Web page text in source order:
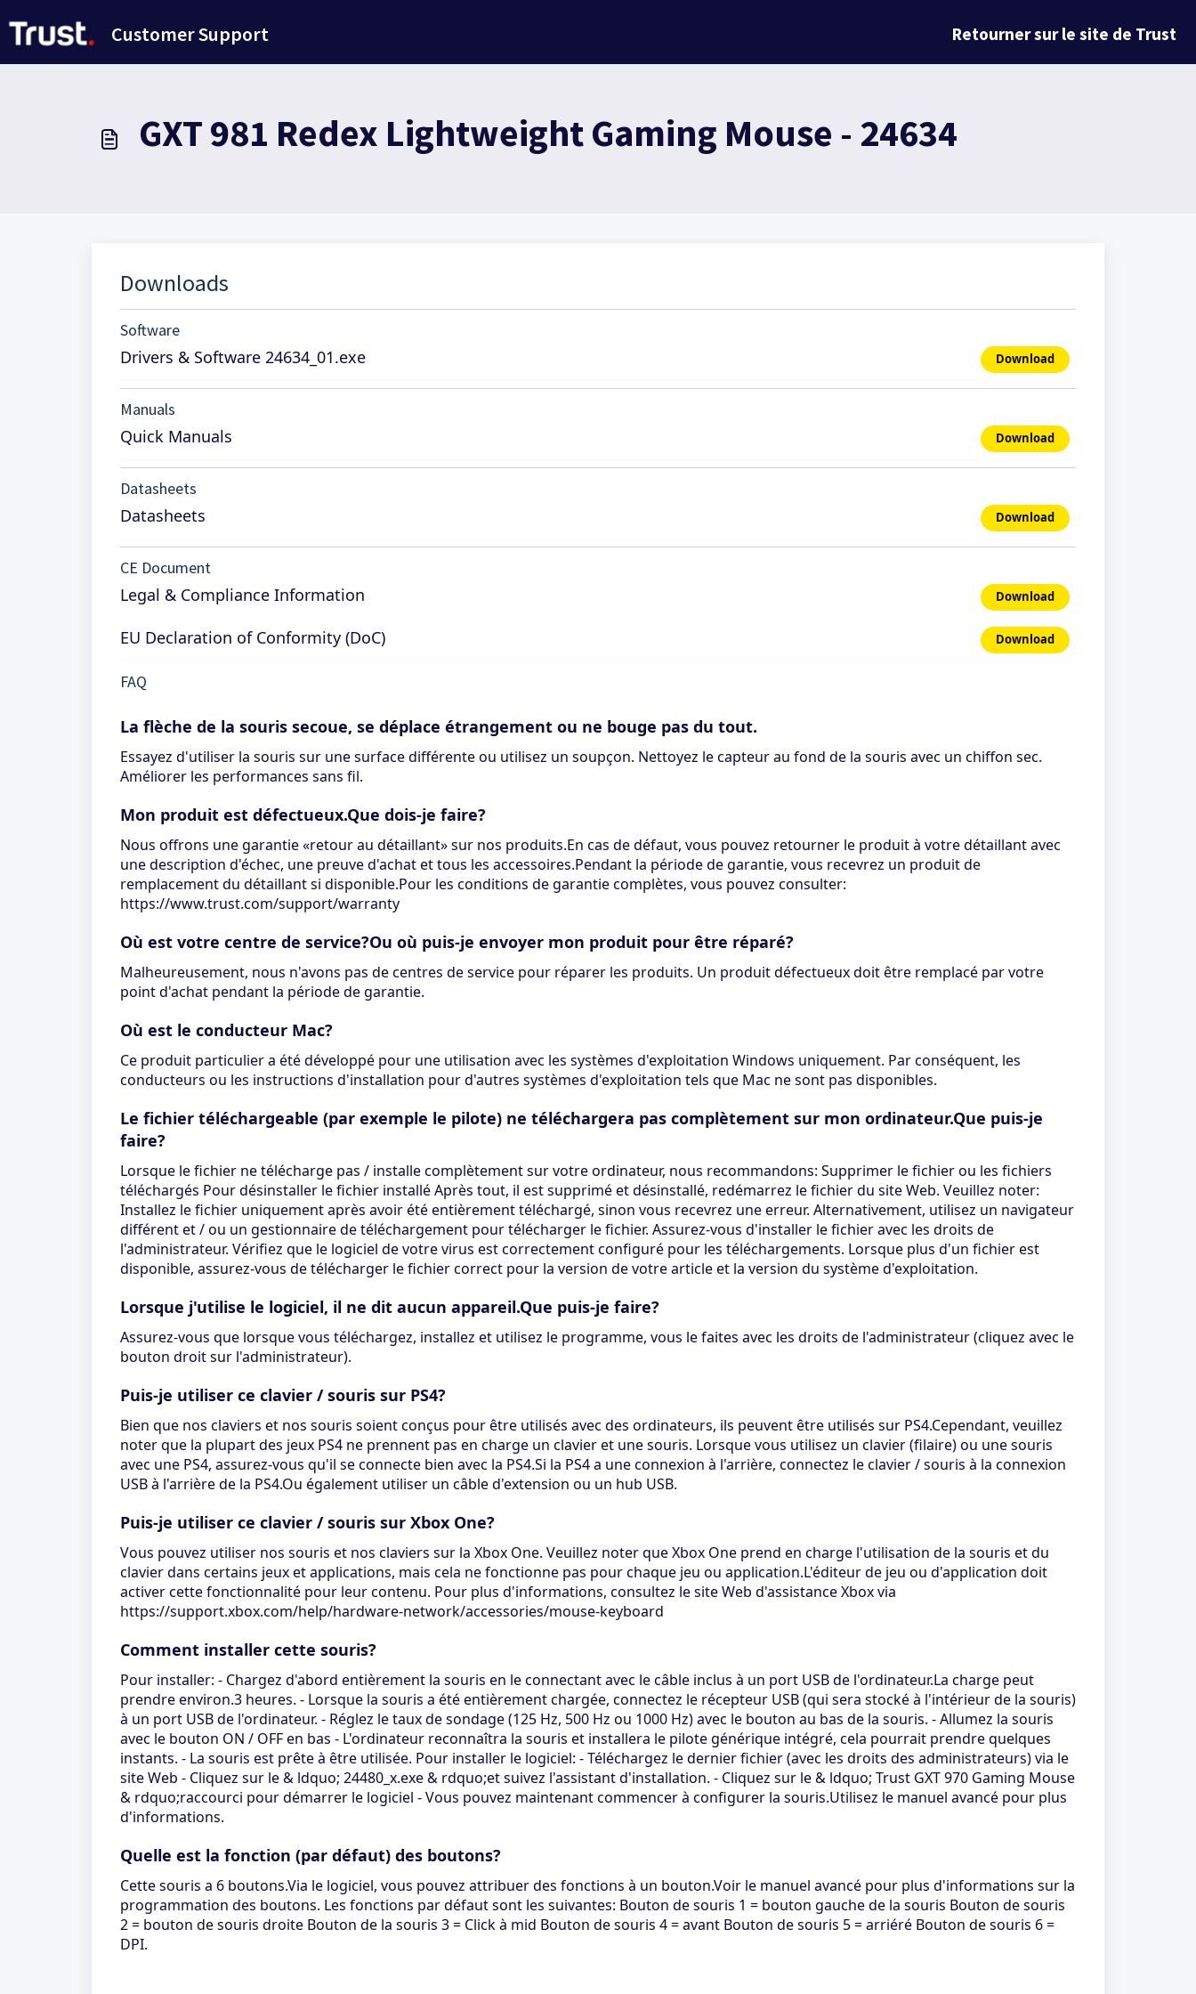
Customer Support Retourner sur le site de Trust
GXT 981 Redex Lightweight Gaming Mouse - 24634
Downloads
Software
Drivers & Software 24634_01.exe Download
Manuals
Quick Manuals Download
Datasheets
Datasheets Download
CE Document
Legal & Compliance Information Download
EU Declaration of Conformity (DoC) Download
FAQ
La flèche de la souris secoue, se déplace étrangement ou ne bouge pas du tout.
Essayez d'utiliser la souris sur une surface différente ou utilisez un soupçon. Nettoyez le capteur au fond de la souris avec un chiffon sec.
Améliorer les performances sans fil.
Mon produit est défectueux.Que dois-je faire?
Nous offrons une garantie «retour au détaillant» sur nos produits.En cas de défaut, vous pouvez retourner le produit à votre détaillant avec
une description d'échec, une preuve d'achat et tous les accessoires.Pendant la période de garantie, vous recevrez un produit de
remplacement du détaillant si disponible.Pour les conditions de garantie complètes, vous pouvez consulter:
https://www.trust.com/support/warranty
Où est votre centre de service?Ou où puis-je envoyer mon produit pour être réparé?
Malheureusement, nous n'avons pas de centres de service pour réparer les produits. Un produit défectueux doit être remplacé par votre
point d'achat pendant la période de garantie.
Où est le conducteur Mac?
Ce produit particulier a été développé pour une utilisation avec les systèmes d'exploitation Windows uniquement. Par conséquent, les
conducteurs ou les instructions d'installation pour d'autres systèmes d'exploitation tels que Mac ne sont pas disponibles.
Le fichier téléchargeable (par exemple le pilote) ne téléchargera pas complètement sur mon ordinateur.Que puis-je
faire?
Lorsque le fichier ne télécharge pas / installe complètement sur votre ordinateur, nous recommandons: Supprimer le fichier ou les fichiers
téléchargés Pour désinstaller le fichier installé Après tout, il est supprimé et désinstallé, redémarrez le fichier du site Web. Veuillez noter:
Installez le fichier uniquement après avoir été entièrement téléchargé, sinon vous recevrez une erreur. Alternativement, utilisez un navigateur
différent et / ou un gestionnaire de téléchargement pour télécharger le fichier. Assurez-vous d'installer le fichier avec les droits de
l'administrateur. Vérifiez que le logiciel de votre virus est correctement configuré pour les téléchargements. Lorsque plus d'un fichier est
disponible, assurez-vous de télécharger le fichier correct pour la version de votre article et la version du système d'exploitation.
Lorsque j'utilise le logiciel, il ne dit aucun appareil.Que puis-je faire?
Assurez-vous que lorsque vous téléchargez, installez et utilisez le programme, vous le faites avec les droits de l'administrateur (cliquez avec le
bouton droit sur l'administrateur).
Puis-je utiliser ce clavier / souris sur PS4?
Bien que nos claviers et nos souris soient conçus pour être utilisés avec des ordinateurs, ils peuvent être utilisés sur PS4.Cependant, veuillez
noter que la plupart des jeux PS4 ne prennent pas en charge un clavier et une souris. Lorsque vous utilisez un clavier (filaire) ou une souris
avec une PS4, assurez-vous qu'il se connecte bien avec la PS4.Si la PS4 a une connexion à l'arrière, connectez le clavier / souris à la connexion
USB à l'arrière de la PS4.Ou également utiliser un câble d'extension ou un hub USB.
Puis-je utiliser ce clavier / souris sur Xbox One?
Vous pouvez utiliser nos souris et nos claviers sur la Xbox One. Veuillez noter que Xbox One prend en charge l'utilisation de la souris et du
clavier dans certains jeux et applications, mais cela ne fonctionne pas pour chaque jeu ou application.L'éditeur de jeu ou d'application doit
activer cette fonctionnalité pour leur contenu. Pour plus d'informations, consultez le site Web d'assistance Xbox via
https://support.xbox.com/help/hardware-network/accessories/mouse-keyboard
Comment installer cette souris?
Pour installer: - Chargez d'abord entièrement la souris en le connectant avec le câble inclus à un port USB de l'ordinateur.La charge peut
prendre environ.3 heures. - Lorsque la souris a été entièrement chargée, connectez le récepteur USB (qui sera stocké à l'intérieur de la souris)
à un port USB de l'ordinateur. - Réglez le taux de sondage (125 Hz, 500 Hz ou 1000 Hz) avec le bouton au bas de la souris. - Allumez la souris
avec le bouton ON / OFF en bas - L'ordinateur reconnaîtra la souris et installera le pilote générique intégré, cela pourrait prendre quelques
instants. - La souris est prête à être utilisée. Pour installer le logiciel: - Téléchargez le dernier fichier (avec les droits des administrateurs) via le
site Web - Cliquez sur le & ldquo; 24480_x.exe & rdquo;et suivez l'assistant d'installation. - Cliquez sur le & ldquo; Trust GXT 970 Gaming Mouse
& rdquo;raccourci pour démarrer le logiciel - Vous pouvez maintenant commencer à configurer la souris.Utilisez le manuel avancé pour plus
d'informations.
Quelle est la fonction (par défaut) des boutons?
Cette souris a 6 boutons.Via le logiciel, vous pouvez attribuer des fonctions à un bouton.Voir le manuel avancé pour plus d'informations sur la
programmation des boutons. Les fonctions par défaut sont les suivantes: Bouton de souris 1 = bouton gauche de la souris Bouton de souris
2 = bouton de souris droite Bouton de la souris 3 = Click à mid Bouton de souris 4 = avant Bouton de souris 5 = arriéré Bouton de souris 6 =
DPI.